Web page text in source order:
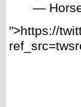
—
">https://